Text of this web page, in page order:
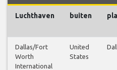
Luchthaven buiten
Dallas/Fort
Worth
International
United
States